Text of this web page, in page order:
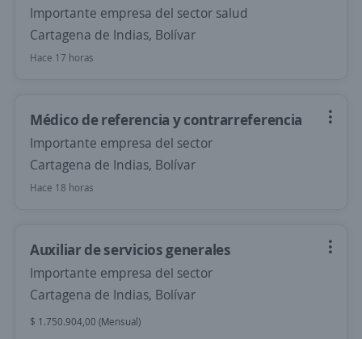
Importante empresa del sector salud
Cartagena de Indias, Bolívar
Hace 17 horas
Médico de referencia y contrarreferencia
Importante empresa del sector
Cartagena de Indias, Bolívar
Hace 18 horas
Auxiliar de servicios generales
Importante empresa del sector
Cartagena de Indias, Bolívar
$ 1.750.904,00 (Mensual)